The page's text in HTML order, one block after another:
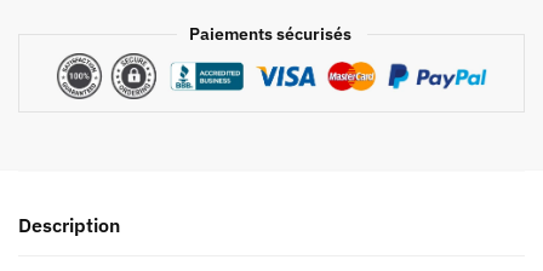
Paiements sécurisés
Description